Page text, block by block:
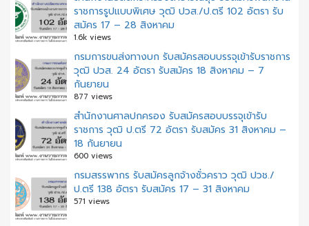
ราชการรูปแบบพิเศษ วุฒิ ปวส./ป.ตรี 102 อัตรา รับ
สมัคร 17 – 28 สิงหาคม
1.6k views
กรมการขนส่งทางบก รับสมัครสอบบรรจุเข้ารับราชการ
วุฒิ ปวส. 24 อัตรา รับสมัคร 18 สิงหาคม – 7
กันยายน
877 views
สํานักงานศาลปกครอง รับสมัครสอบบรรจุเข้ารับ
ราชการ วุฒิ ป.ตรี 72 อัตรา รับสมัคร 31 สิงหาคม –
18 กันยายน
600 views
กรมสรรพากร รับสมัครลูกจ้างชั่วคราว วุฒิ ปวช./
ป.ตรี 138 อัตรา รับสมัคร 17 – 31 สิงหาคม
571 views